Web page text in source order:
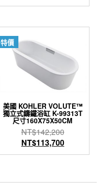
特價
美國 KOHLER VOLUTE™
獨立式鑄鐵浴缸 K-99313T
尺寸160X75X50CM
NT$142,200原
始
價
NT$113,700目
前